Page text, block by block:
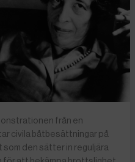
från en
civila båtbesättningar på
den sätter in reguljära